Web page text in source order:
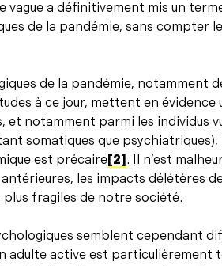
vague a définitivement mis un
de la pandémie, sans compter
de la pandémie, notamment
à ce jour, mettent en
notamment parmi les individus
somatiques que
est précaire[2] . Il n’est
antérieures, les impacts
plus fragiles de notre société.
semblent cependant
adulte active est particulièrement